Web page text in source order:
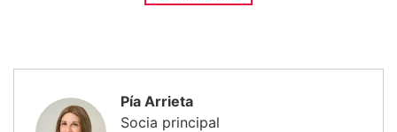
Pía Arrieta
Socia principal